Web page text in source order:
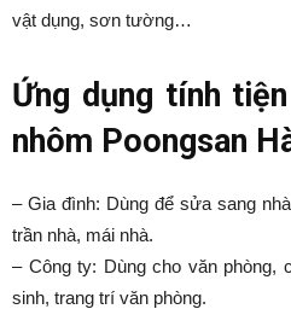
vật dụng, sơn tường…
Ứng dụng tính
nhôm Poongsan
– Gia đình: Dùng để sửa sang
trần nhà, mái nhà.
– Công ty: Dùng cho văn phòng,
sinh, trang trí văn phòng.